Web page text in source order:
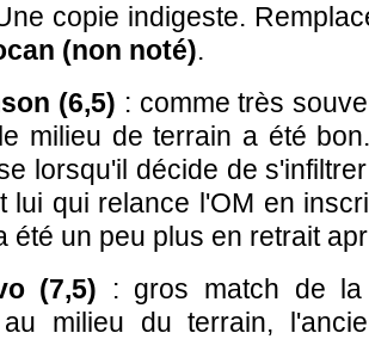
copie indigeste.
(non noté).
(6,5) : comme très
milieu de terrain a été
lorsqu'il décide de
lui qui relance l'OM en
été un peu plus en retrait
(7,5) : gros match de
milieu du terrain,